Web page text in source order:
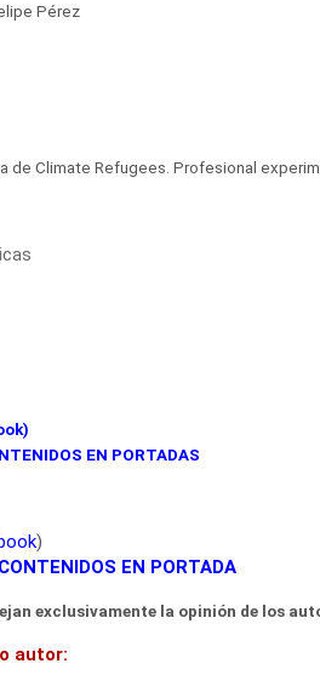
Pérez
de Climate Refugees. Profesional
)
EN PORTADAS
)
EN PORTADA
exclusivamente la opinión de los
autor: